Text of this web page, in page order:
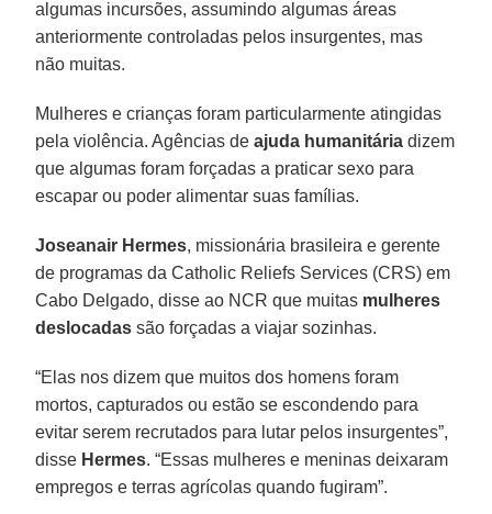
algumas incursões, assumindo algumas áreas
anteriormente controladas pelos insurgentes, mas
não muitas.
Mulheres e crianças foram particularmente atingidas
pela violência. Agências deajuda humanitária dizem
que algumas foram forçadas a praticar sexo para
escapar ou poder alimentar suas famílias.
Joseanair Hermes, missionária brasileira e gerente
de programas da Catholic Reliefs Services (CRS) em
Cabo Delgado, disse ao NCR que muitas mulheres
deslocadas são forçadas a viajar sozinhas.
“Elas nos dizem que muitos dos homens foram
mortos, capturados ou estão se escondendo para
evitar serem recrutados para lutar pelos insurgentes”,
disse Hermes. “Essas mulheres e meninas deixaram
empregos e terras agrícolas quando fugiram”.